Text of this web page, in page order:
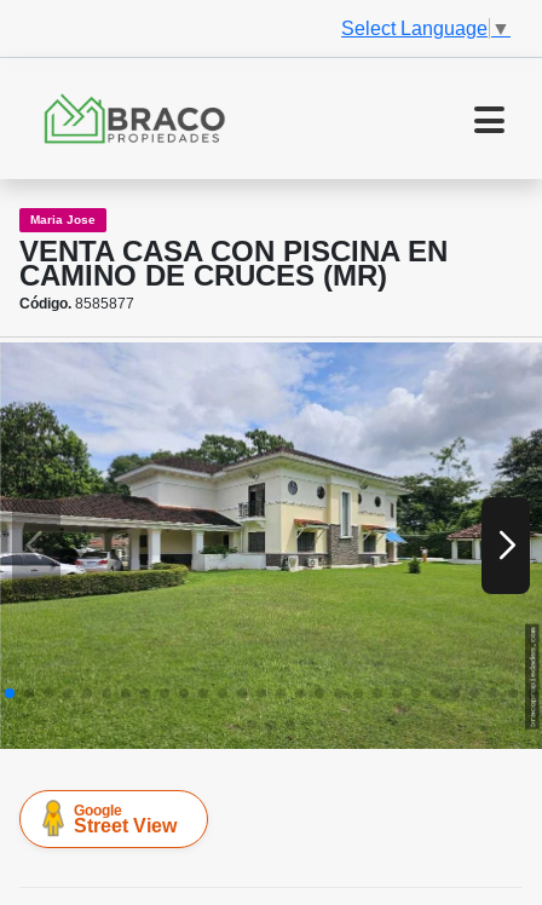
Select Language ▼
Maria Jose
VENTA CASA CON PISCINA EN
CAMINO DE CRUCES (MR)
Código. 8585877
Google
Street View